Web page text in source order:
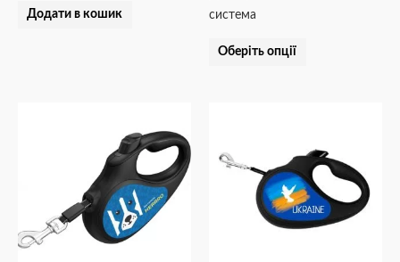
Додати в кошик
система
Оберіть опції
₴1055
товар
має
кілька
варіантів.
Параметри
можна
до
₴1055
має
кілька
варіантів.
Параметри